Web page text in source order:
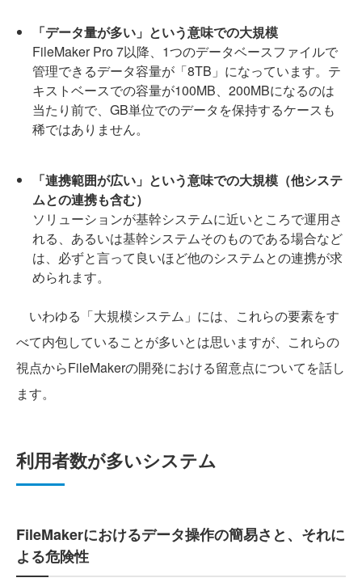
「データ量が多い」という意味での大規模
FileMaker Pro 7以降、1つのデータベースファイルで
管理できるデータ容量が「8TB」になっています。テ
キストベースでの容量が100MB、200MBになるのは
当たり前で、GB単位でのデータを保持するケースも
稀ではありません。
「連携範囲が広い」という意味での大規模（他システ
ムとの連携も含む）
ソリューションが基幹システムに近いところで運用さ
れる、あるいは基幹システムそのものである場合など
は、必ずと言って良いほど他のシステムとの連携が求
められます。
いわゆる「大規模システム」には、これらの要素をす
べて内包していることが多いとは思いますが、これらの
視点からFileMakerの開発における留意点についてを話し
ます。
利用者数が多いシステム
FileMakerにおけるデータ操作の簡易さと、それに
よる危険性